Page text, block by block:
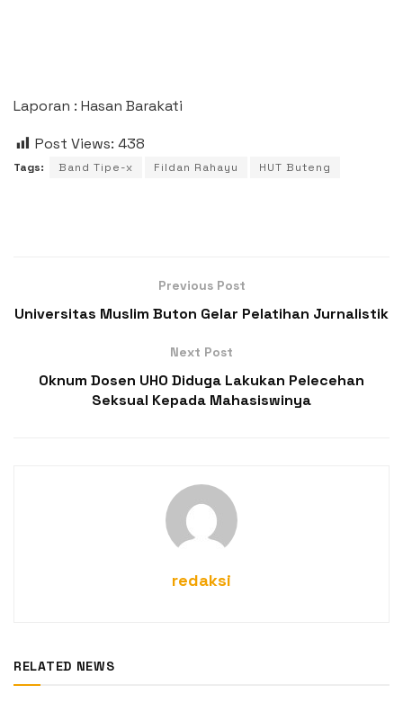
Laporan : Hasan Barakati
Post Views: 438
Tags: Band Tipe-x Fildan Rahayu HUT Buteng
Previous Post
Universitas Muslim Buton Gelar Pelatihan Jurnalistik
Next Post
Oknum Dosen UHO Diduga Lakukan Pelecehan
Seksual Kepada Mahasiswinya
redaksi
RELATED NEWS